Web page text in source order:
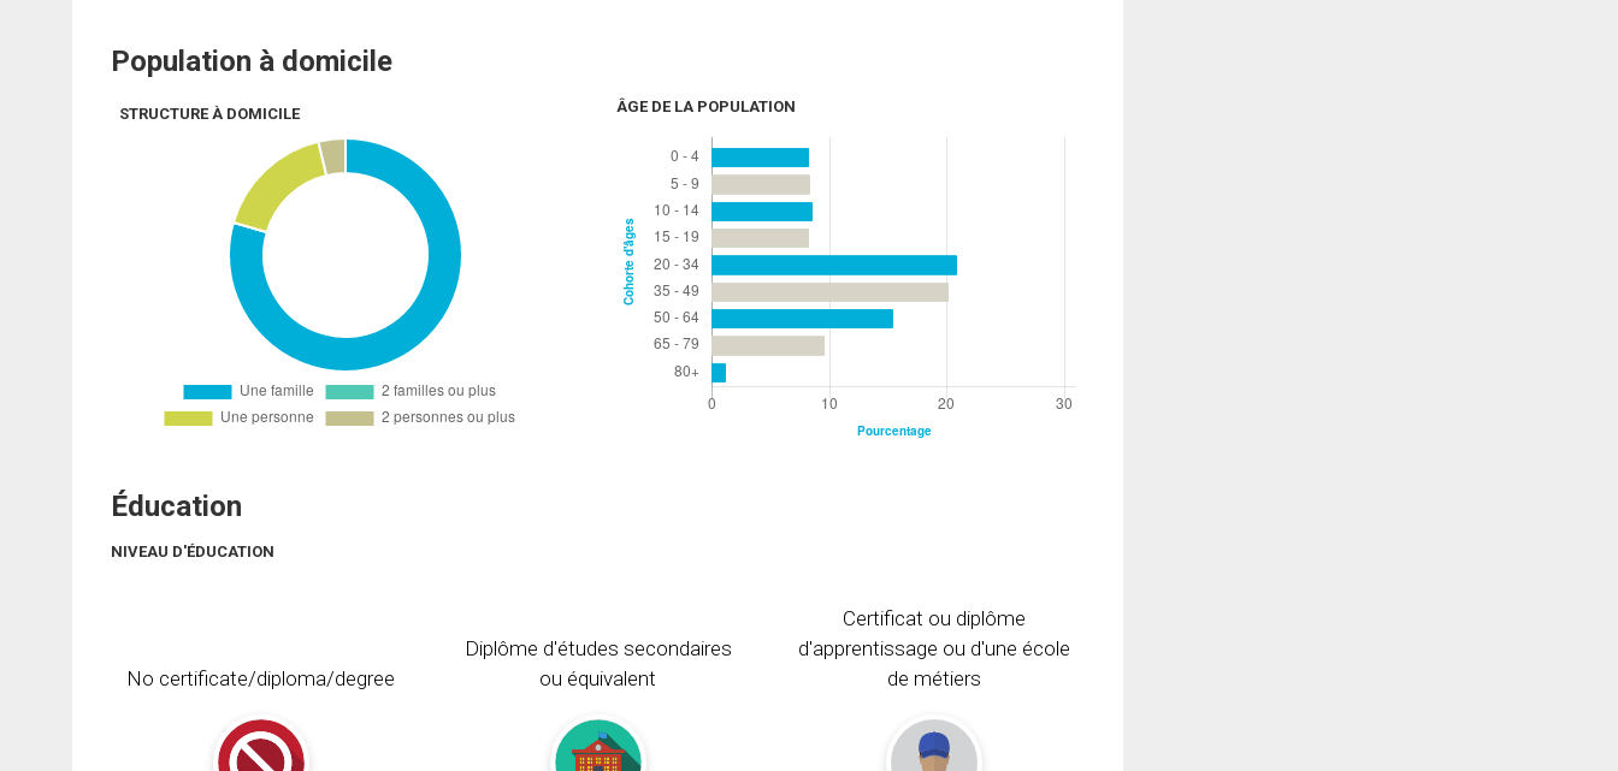
Population à domicile
STRUCTURE À DOMICILE ÂGE DE LA POPULATION
Éducation
NIVEAU D'ÉDUCATION
No certificate/diploma/degree
Diplôme d'études secondaires
ou équivalent
Certificat ou diplôme
d'apprentissage ou d'une école
de métiers